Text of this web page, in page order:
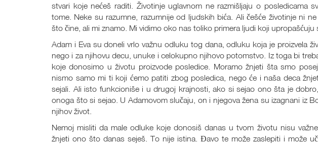
stvari koje nećeš raditi. Životinje uglavnom ne razmišljaju o posledicama
tome. Neke su razumne, razumnije od ljudskih bića. Ali češće životinje ni
što čine, ali mi znamo. Mi vidimo oko nas toliko primera ljudi koji upropašćuju
Adam i Eva su doneli vrlo važnu odluku tog dana, odluku koja je proizvela
nego i za njihovu decu, unuke i celokupno njihovo potomstvo. Iz toga bi
koje donosimo u životu proizvode posledice. Moramo žnjeti šta smo
nismo samo mi ti koji ćemo patiti zbog posledica, nego će i naša deca
sejali. Ali isto funkcioniše i u drugoj krajnosti, ako si sejao ono šta je
onoga što si sejao. U Adamovom slučaju, on i njegova žena su izagnani iz
njihov život.
Nemoj misliti da male odluke koje donosiš danas u tvom životu nisu
žnjeti ono što danas seješ. To nije istina. Đavo te može zaslepiti i može